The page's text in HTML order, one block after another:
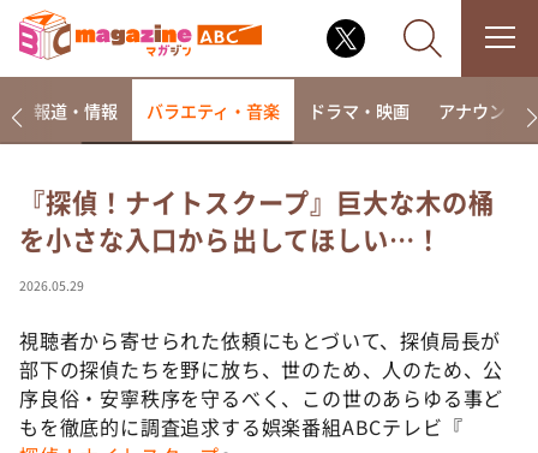
なるみ・岡村の過ぎるTV
相席食堂
～人生密着トークバラエティ！～ やすとものいたっ
て真剣です
探偵！ナイトスクープ
報道・情報 バラエティ・音楽 ドラマ・映画 アナウンサー
『探偵！ナイトスクープ』巨大な木の桶
を小さな入口から出してほしい…！
2026.05.29
視聴者から寄せられた依頼にもとづいて、探偵局長が
部下の探偵たちを野に放ち、世のため、人のため、公
序良俗・安寧秩序を守るべく、この世のあらゆる事ど
もを徹底的に調査追求する娯楽番組ABCテレビ『